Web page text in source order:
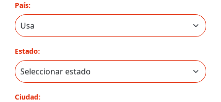
País:
Estado:
Ciudad: